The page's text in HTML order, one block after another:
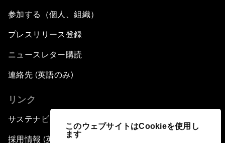
このウェブサイトはCookieを使用し
ます
参加する（個人、組織）
プレスリリース登録
ニュースレター購読
連絡先 (英語のみ)
リンク
サステナビリティへの取り組み
採用情報 (英語のみ)